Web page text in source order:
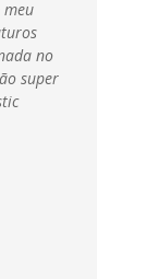
meu
no
super